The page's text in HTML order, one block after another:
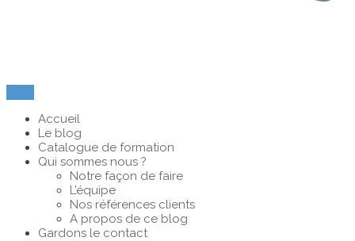
Accueil
Le blog
Catalogue de formation
Qui sommes nous ?
Notre façon de faire
L’équipe
Nos références clients
A propos de ce blog
Gardons le contact